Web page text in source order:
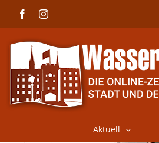
FacebookInstagram
Aktuell